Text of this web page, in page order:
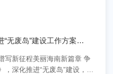
写新征程美丽海南新篇章 争
深化推进“无废岛”建设，结